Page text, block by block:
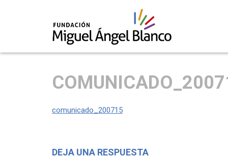
comunicado_200715
DEJA UNA RESPUESTA